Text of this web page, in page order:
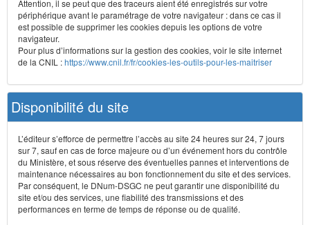
Attention, il se peut que des traceurs aient été enregistrés sur votre
périphérique avant le paramétrage de votre navigateur : dans ce cas il
est possible de supprimer les cookies depuis les options de votre
navigateur.
Pour plus d’informations sur la gestion des cookies, voir le site internet
de la CNIL :https://www.cnil.fr/fr/cookies-les-outils-pour-les-maitriser
Disponibilité du site
L’éditeur s’efforce de permettre l’accès au site 24 heures sur 24, 7 jours
sur 7, sauf en cas de force majeure ou d’un événement hors du contrôle
du Ministère, et sous réserve des éventuelles pannes et interventions de
maintenance nécessaires au bon fonctionnement du site et des services.
Par conséquent, le DNum-DSGC ne peut garantir une disponibilité du
site et/ou des services, une fiabilité des transmissions et des
performances en terme de temps de réponse ou de qualité.